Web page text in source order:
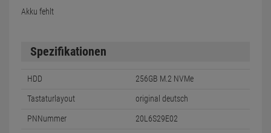
Akku fehlt
Spezifikationen
HDD 256GB M.2 NVMe
Tastaturlayout original deutsch
PNNummer 20L6S29E02